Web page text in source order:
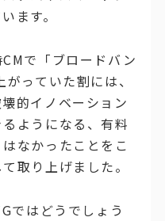
ます。
で「ブロードバン
っていた割には、
的イノベーション
ようになる、有料
なかったことをこ
取り上げました。
ではどうでしょう